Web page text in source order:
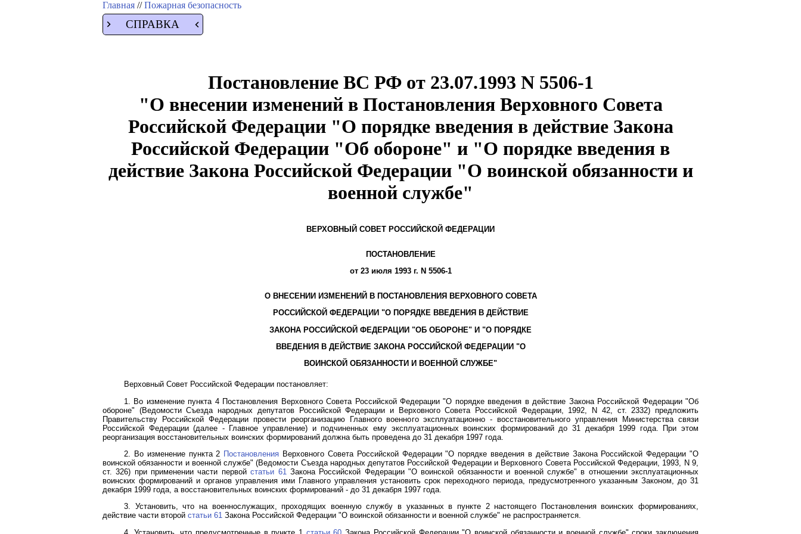
Главная //Пожарная безопасность
СПРАВКА
Постановление ВС РФ от 23.07.1993 N 5506-1
"О внесении изменений в Постановления Верховного Совета
Российской Федерации "О порядке введения в действие Закона
Российской Федерации "Об обороне" и "О порядке введения в
действие Закона Российской Федерации "О воинской обязанности и
военной службе"
ВЕРХОВНЫЙ СОВЕТ РОССИЙСКОЙ ФЕДЕРАЦИИ
ПОСТАНОВЛЕНИЕ
от 23 июля 1993 г. N 5506-1
О ВНЕСЕНИИ ИЗМЕНЕНИЙ В ПОСТАНОВЛЕНИЯ ВЕРХОВНОГО СОВЕТА
РОССИЙСКОЙ ФЕДЕРАЦИИ "О ПОРЯДКЕ ВВЕДЕНИЯ В ДЕЙСТВИЕ
ЗАКОНА РОССИЙСКОЙ ФЕДЕРАЦИИ "ОБ ОБОРОНЕ" И "О ПОРЯДКЕ
ВВЕДЕНИЯ В ДЕЙСТВИЕ ЗАКОНА РОССИЙСКОЙ ФЕДЕРАЦИИ "О
ВОИНСКОЙ ОБЯЗАННОСТИ И ВОЕННОЙ СЛУЖБЕ"
Верховный Совет Российской Федерации постановляет:
1. Во изменение пункта 4 Постановления Верховного Совета Российской Федерации "О порядке введения в действие Закона Российской Федерации "Об
обороне" (Ведомости Съезда народных депутатов Российской Федерации и Верховного Совета Российской Федерации, 1992, N 42, ст. 2332) предложить
Правительству Российской Федерации провести реорганизацию Главного военного эксплуатационно - восстановительного управления Министерства связи
Российской Федерации (далее - Главное управление) и подчиненных ему эксплуатационных воинских формирований до 31 декабря 1999 года. При этом
реорганизация восстановительных воинских формирований должна быть проведена до 31 декабря 1997 года.
2. Во изменение пункта 2 Постановления Верховного Совета Российской Федерации "О порядке введения в действие Закона Российской Федерации "О
воинской обязанности и военной службе" (Ведомости Съезда народных депутатов Российской Федерации и Верховного Совета Российской Федерации, 1993, N 9,
ст. 326) при применении части первойстатьи 61 Закона Российской Федерации "О воинской обязанности и военной службе" в отношении эксплуатационных
воинских формирований и органов управления ими Главного управления установить срок переходного периода, предусмотренного указанным Законом, до 31
декабря 1999 года, а восстановительных воинских формирований - до 31 декабря 1997 года.
3. Установить, что на военнослужащих, проходящих военную службу в указанных в пункте 2 настоящего Постановления воинских формированиях,
действие части второй статьи 61 Закона Российской Федерации "О воинской обязанности и военной службе" не распространяется.